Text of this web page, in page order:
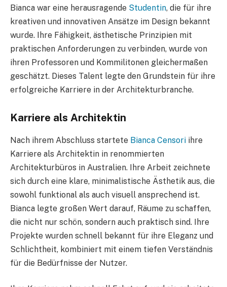
Bianca war eine herausragende Studentin, die für ihre
kreativen und innovativen Ansätze im Design bekannt
wurde. Ihre Fähigkeit, ästhetische Prinzipien mit
praktischen Anforderungen zu verbinden, wurde von
ihren Professoren und Kommilitonen gleichermaßen
geschätzt. Dieses Talent legte den Grundstein für ihre
erfolgreiche Karriere in der Architekturbranche.
Karriere als Architektin
Nach ihrem Abschluss startete Bianca Censori ihre
Karriere als Architektin in renommierten
Architekturbüros in Australien. Ihre Arbeit zeichnete
sich durch eine klare, minimalistische Ästhetik aus, die
sowohl funktional als auch visuell ansprechend ist.
Bianca legte großen Wert darauf, Räume zu schaffen,
die nicht nur schön, sondern auch praktisch sind. Ihre
Projekte wurden schnell bekannt für ihre Eleganz und
Schlichtheit, kombiniert mit einem tiefen Verständnis
für die Bedürfnisse der Nutzer.